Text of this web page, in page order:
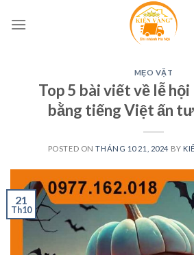
MẸO VẶT
Top 5 bài viết về lễ
bằng tiếng Việt ấn
POSTED ONTHÁNG 10 21, 2024 BY
21
Th10